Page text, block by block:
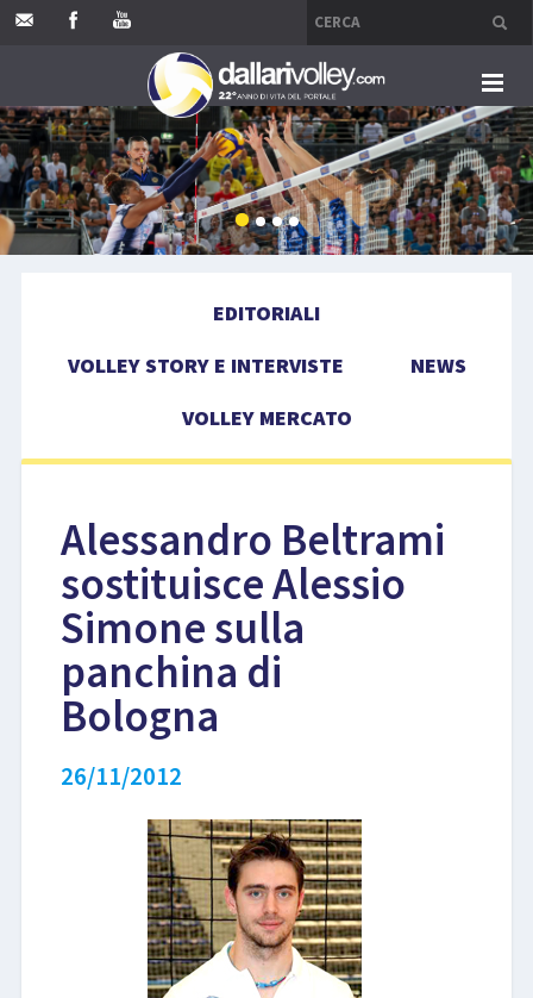
HOME
EDITORIALI
VOLLEY MERCATO
COMPETIZIONI
EVENTI
LIBRI
EDITORIALI
VOLLEY STORY E INTERVISTE
NEWS
VOLLEY MERCATO
Alessandro Beltrami
sostituisce Alessio
Simone sulla
panchina di
Bologna
26/11/2012